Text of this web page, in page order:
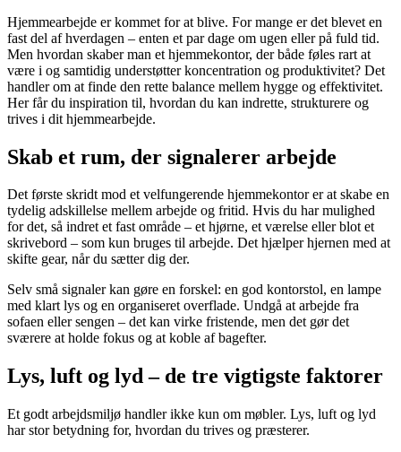
Hjemmearbejde er kommet for at blive. For mange er det blevet en
fast del af hverdagen – enten et par dage om ugen eller på fuld tid.
Men hvordan skaber man et hjemmekontor, der både føles rart at
være i og samtidig understøtter koncentration og produktivitet? Det
handler om at finde den rette balance mellem hygge og effektivitet.
Her får du inspiration til, hvordan du kan indrette, strukturere og
trives i dit hjemmearbejde.
Skab et rum, der signalerer arbejde
Det første skridt mod et velfungerende hjemmekontor er at skabe en
tydelig adskillelse mellem arbejde og fritid. Hvis du har mulighed
for det, så indret et fast område – et hjørne, et værelse eller blot et
skrivebord – som kun bruges til arbejde. Det hjælper hjernen med at
skifte gear, når du sætter dig der.
Selv små signaler kan gøre en forskel: en god kontorstol, en lampe
med klart lys og en organiseret overflade. Undgå at arbejde fra
sofaen eller sengen – det kan virke fristende, men det gør det
sværere at holde fokus og at koble af bagefter.
Lys, luft og lyd – de tre vigtigste faktorer
Et godt arbejdsmiljø handler ikke kun om møbler. Lys, luft og lyd
har stor betydning for, hvordan du trives og præsterer.